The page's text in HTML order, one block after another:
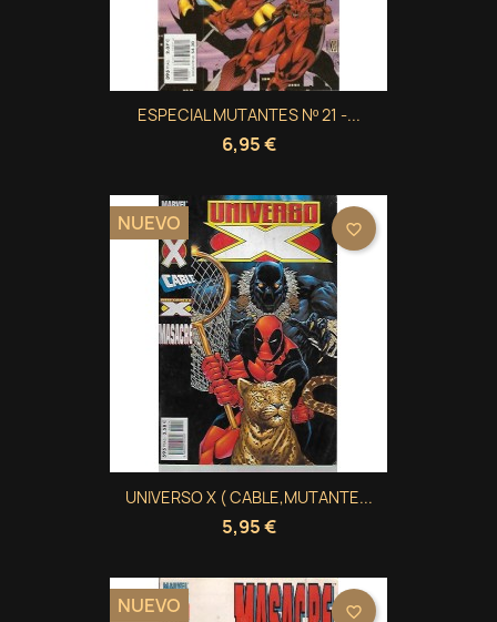
ESPECIAL MUTANTES Nº 21 -...
6,95 €
UNIVERSO X ( CABLE,MUTANTE...
5,95 €
NUEVO favorite_border
NUEVO favorite_border